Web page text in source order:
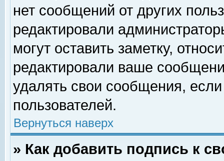
нет сообщений от других
редактировали
могут оставить заметку,
редактировали ваше
удалять свои сообщения,
пользователей.
Вернуться наверх
» Как добавить подпись к